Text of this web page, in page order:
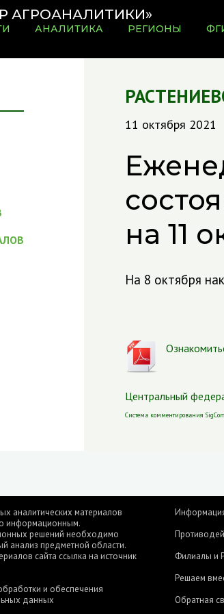
АНАЛИТИКА РЕГИОНЫ
11 октября 2021
на 11
На 8 октября
Центральный
Система комментирования
аналитических материалов
информационным.
решений необходимо
анализ предметной области.
сайта ссылка на источник
и обеспечения
данных
Филиалы и
Решаем
Обратная